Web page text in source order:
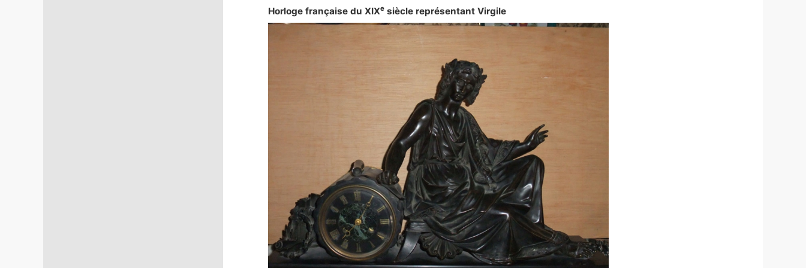
Horloge française du XIXe siècle représentant Virgile